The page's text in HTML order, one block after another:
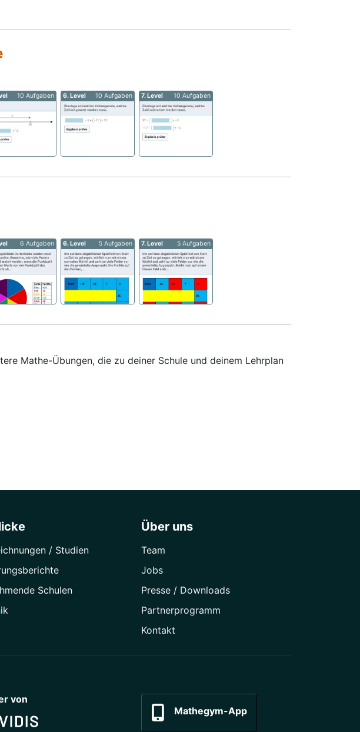
10 Aufgaben 6. Level 10 Aufgaben 7. Level 10 Aufgaben
6 Aufgaben 6. Level 5 Aufgaben 7. Level 5 Aufgaben
Mathe-Übungen, die zu deiner Schule und deinem Lehrplan
/ Studien
Schulen
Über uns
Team
Jobs
Presse / Downloads
Partner­programm
Kontakt
von
Mathegym-App